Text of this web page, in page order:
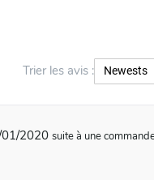
Trier les avis :
01/2020 suite à une